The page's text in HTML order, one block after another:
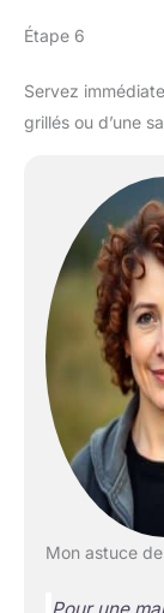
Étape 6
Servez
grillés ou d’une
Mon astuce